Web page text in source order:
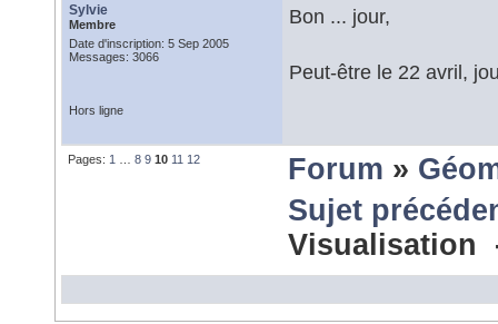
Sylvie
Membre
Date d'inscription: 5 Sep 2005
Messages: 3066
Bon ... jour,
Peut-être le 22 avril,
Hors ligne
Pages: 1 8 9 10 11 12 Forum »
Sujet